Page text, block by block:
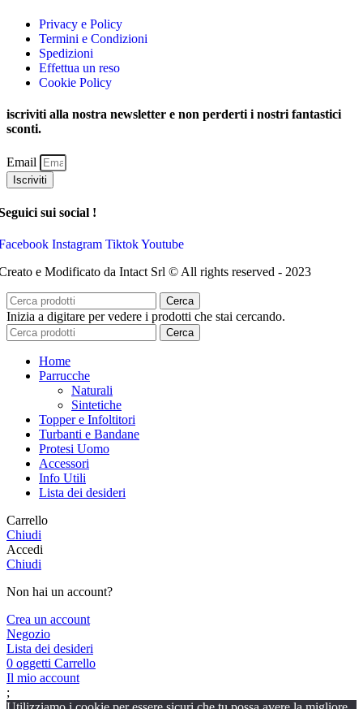
Privacy e Policy
Termini e Condizioni
Spedizioni
Effettua un reso
Cookie Policy
iscriviti alla nostra newsletter e non perderti i nostri fantastici
sconti.
Email
Iscriviti
sui social !
Instagram TiktokYoutube
e Modificato da Intact Srl © All rights reserved - 2023
Cerca
Inizia a digitare per vedere i prodotti che stai cercando.
Cerca
Home
Parrucche
Naturali
Sintetiche
Topper e Infoltitori
Turbanti e Bandane
Protesi Uomo
Accessori
Info Utili
Lista dei desideri
Carrello
Chiudi
Accedi
Chiudi
Non hai un account?
Crea un account
Negozio
Lista dei desideri
0 oggetti Carrello
Il mio account
;